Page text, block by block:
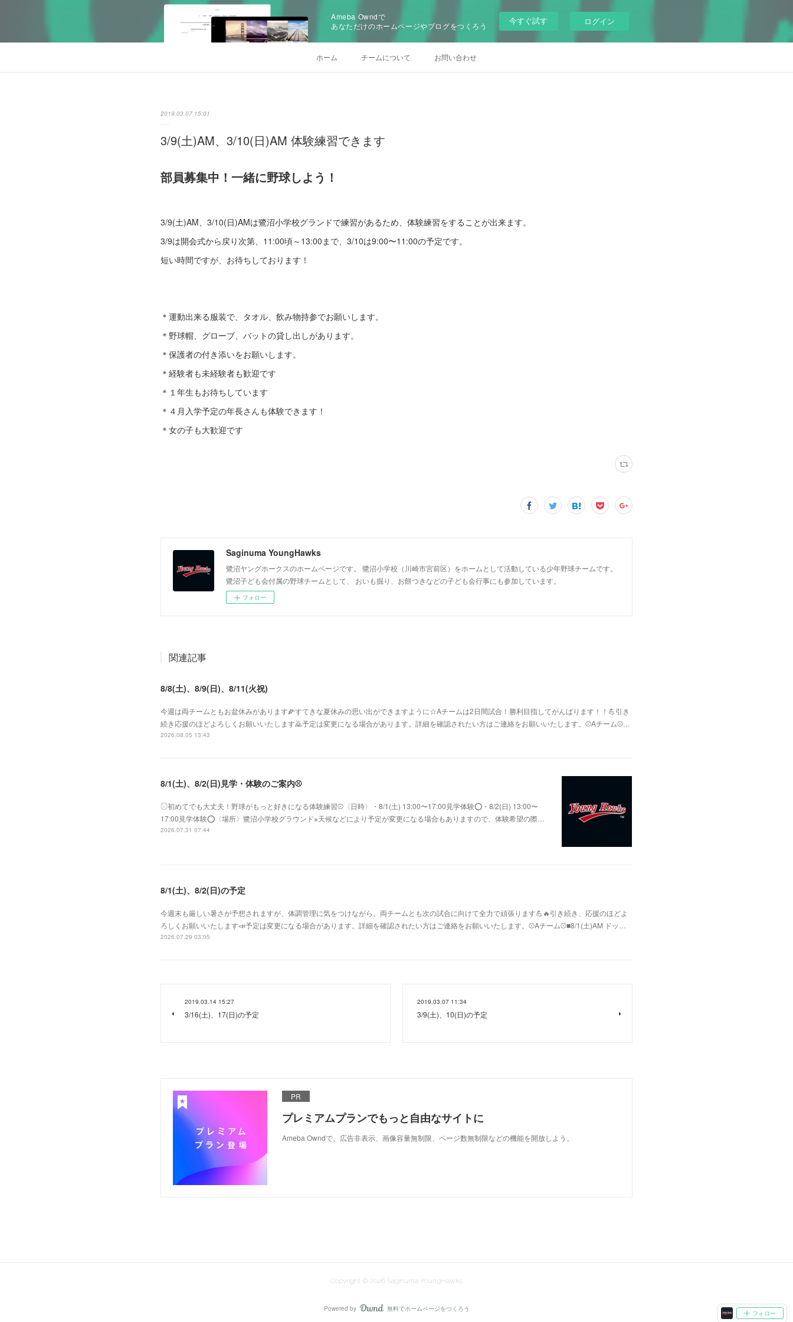
Ameba Owndで
あなただけのホームページやブログをつくろう
今すぐ試す ログイン
ホーム チームについて お問い合わせ
2019.03.07 15:01
3/9(土)AM、3/10(日)AM 体験練習できます
部員募集中！一緒に野球しよう！
3/9(土)AM、3/10(日)AMは鷺沼小学校グランドで練習があるため、体験練習をすることが出来ます。
3/9は開会式から戻り次第、11:00頃～13:00まで、3/10は9:00〜11:00の予定です。
短い時間ですが、お待ちしております！
＊運動出来る服装で、タオル、飲み物持参でお願いします。
＊野球帽、グローブ、バットの貸し出しがあります。
＊保護者の付き添いをお願いします。
＊経験者も未経験者も歓迎です
＊１年生もお待ちしています
＊４月入学予定の年長さんも体験できます！
＊女の子も大歓迎です
Saginuma YoungHawks
鷺沼ヤングホークスのホームページです。 鷺沼小学校（川崎市宮前区）をホームとして活動している少年野球チームです。
鷺沼子ども会付属の野球チームとして、 おいも掘り、お餅つきなどの子ども会行事にも参加しています。
フォロー
関連記事
8/8(土)、8/9(日)、8/11(火祝)
今週は両チームともお盆休みがあります🌽すてきな夏休みの思い出ができますように☆Aチームは2日間試合！勝利目指してがんばります！！💪引き
続き応援のほどよろしくお願いいたします🙇予定は変更になる場合があります。詳細を確認されたい方はご連絡をお願いいたします。⚾Aチーム⚾️…
2026.08.05 13:43
8/1(土)、8/2(日)見学・体験のご案内⚾️
⚾︎初めてでも大丈夫！野球がもっと好きになる体験練習⚾〈日時〉・8/1(土) 13:00〜17:00見学体験⭕️・8/2(日) 13:00〜
17:00見学体験⭕️〈場所〉鷺沼小学校グラウンド※天候などにより予定が変更になる場合もありますので、体験希望の際…
2026.07.31 07:44
8/1(土)、8/2(日)の予定
今週末も厳しい暑さが予想されますが、体調管理に気をつけながら、両チームとも次の試合に向けて全力で頑張ります💪🔥引き続き、応援のほどよ
ろしくお願いいたします📣予定は変更になる場合があります。詳細を確認されたい方はご連絡をお願いいたします。⚾Aチーム⚾️■8/1(土)AM ドッ…
2026.07.29 03:05
2019.03.14 15:27
3/16(土)、17(日)の予定
2019.03.07 11:34
3/9(土)、10(日)の予定
PR
プレミアムプランでもっと自由なサイトに
Ameba Owndで、広告非表示、画像容量無制限、ページ数無制限などの機能を開放しよう。
フォロー
Copyright © 2026 Saginuma YoungHawks
Powered by AmebaOwnd
無料でホームページをつくろう